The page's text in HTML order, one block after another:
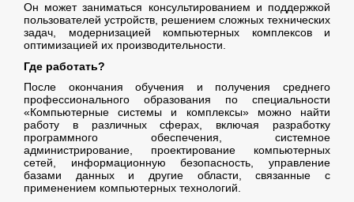
Он может заниматься консультированием и поддержкой
пользователей устройств, решением сложных технических
задач, модернизацией компьютерных комплексов и
оптимизацией их производительности.
Где работать?
После окончания обучения и получения среднего
профессионального образования по специальности
«Компьютерные системы и комплексы» можно найти
работу в различных сферах, включая разработку
программного обеспечения, системное
администрирование, проектирование компьютерных
сетей, информационную безопасность, управление
базами данных и другие области, связанные с
применением компьютерных технологий.